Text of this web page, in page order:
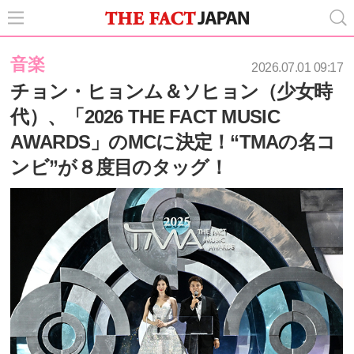
音楽 2026.07.01 09:17
チョン・ヒョンム＆ソヒョン（少女時
代）、「2026 THE FACT MUSIC
AWARDS」のMCに決定！“TMAの名コ
ンビ”が８度目のタッグ！